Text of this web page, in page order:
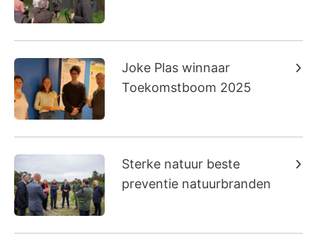
Joke Plas winnaar
Toekomstboom 2025
Sterke natuur beste
preventie natuurbranden